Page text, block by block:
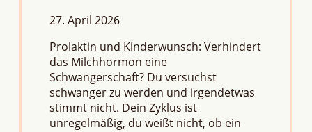
27. April 2026
Prolaktin und Kinderwunsch: Verhindert
das Milchhormon eine
Schwangerschaft? Du versuchst
schwanger zu werden und irgendetwas
stimmt nicht. Dein Zyklus ist
unregelmäßig, du weißt nicht, ob ein